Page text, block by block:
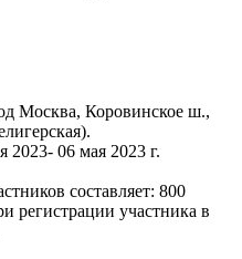
Москва, Коровинское ш.,
2023- 06 мая 2023 г.
составляет: 800
регистрации участника в